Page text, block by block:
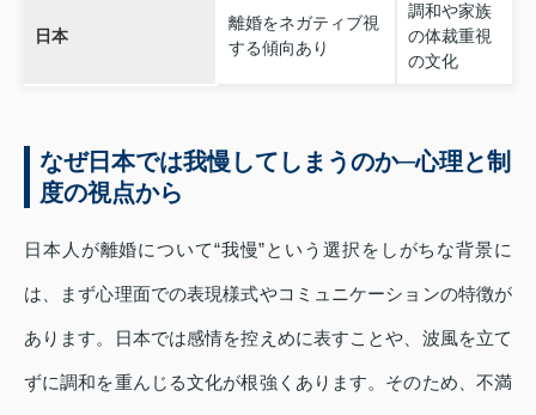
日本
離婚をネガティブ視
する傾向あり
調和や家族
の体裁重視
の文化
なぜ日本では我慢してしまうのか─心理と制
度の視点から
日本人が離婚について“我慢”という選択をしがちな背景に
は、まず心理面での表現様式やコミュニケーションの特徴が
あります。日本では感情を控えめに表すことや、波風を立て
ずに調和を重んじる文化が根強くあります。そのため、不満